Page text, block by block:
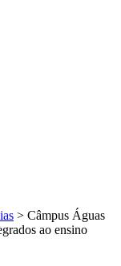
> Câmpus Águas
ao ensino